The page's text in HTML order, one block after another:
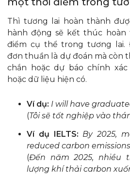
Thì tương lai hoàn thành
hành động sẽ kết thúc
điểm cụ thể trong tương lai.
đơn thuần là dự đoán mà còn
chắn hoặc dự báo chính
hoặc dữ liệu hiện có.
Ví dụ: I will have
(Tôi sẽ tốt nghiệp vào
Ví dụ IELTS: By 2025,
reduced carbon emissions
(Đến năm 2025, nhiều
lượng khí thải carbon